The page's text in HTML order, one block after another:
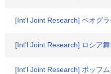
[Int'l Joint Research] ベオグ
[Int'l Joint Research] ロシア
[Int'l Joint Research] ボッフ